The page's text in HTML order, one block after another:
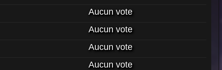
Aucun vote
Aucun vote
Aucun vote
Aucun vote